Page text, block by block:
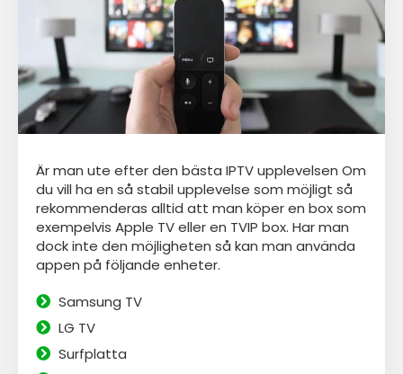
Är man ute efter den bästa IPTV upplevelsen Om
du vill ha en så stabil upplevelse som möjligt så
rekommenderas alltid att man köper en box som
exempelvis Apple TV eller en TVIP box. Har man
dock inte den möjligheten så kan man använda
appen på följande enheter.
Samsung TV
LG TV
Surfplatta